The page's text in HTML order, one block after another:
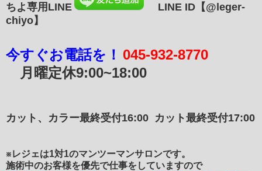
ちよ専用LINE
LINE ID【@leger-
chiyo】
今すぐお電話を！ 045-932-8770
月曜定休9:00~18:00
カット、カラー最終受付16:00 カット最終受付17:00
※レジェは1対1のマンツーマンサロンです。
施術中のお客様を優先で仕事をしていますので